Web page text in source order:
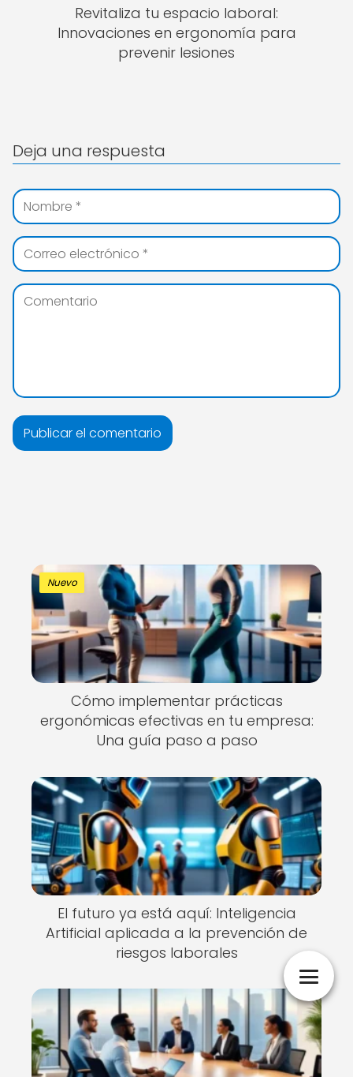
Revitaliza tu espacio laboral:
Innovaciones en ergonomía para
prevenir lesiones
Deja una respuesta
Nuevo
Cómo implementar prácticas
ergonómicas efectivas en tu empresa:
Una guía paso a paso
El futuro ya está aquí: Inteligencia
Artificial aplicada a la prevención de
riesgos laborales